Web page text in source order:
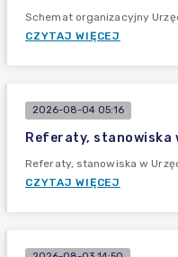
Schemat organizacyjny
CZYTAJ WIĘCEJ
2026-08-04 05:16
Referaty, stanowiska
Referaty, stanowiska w
CZYTAJ WIĘCEJ